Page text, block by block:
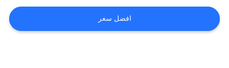
POLICY
افضل سعر